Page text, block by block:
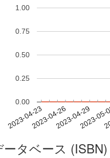
2023-04-232023-04-262023-04-29
2023-
0.00
0.25
0.50
0.75
1.00
ータベース (ISBN)